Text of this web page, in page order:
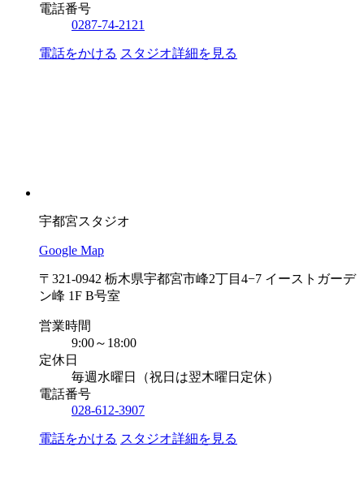
電話番号
0287-74-2121
電話をかける スタジオ詳細を見る
宇都宮スタジオ
Google Map
〒321-0942 栃木県宇都宮市峰2丁目4−7 イーストガーデ
ン峰 1F B号室
営業時間
9:00～18:00
定休日
毎週水曜日（祝日は翌木曜日定休）
電話番号
028-612-3907
電話をかける スタジオ詳細を見る